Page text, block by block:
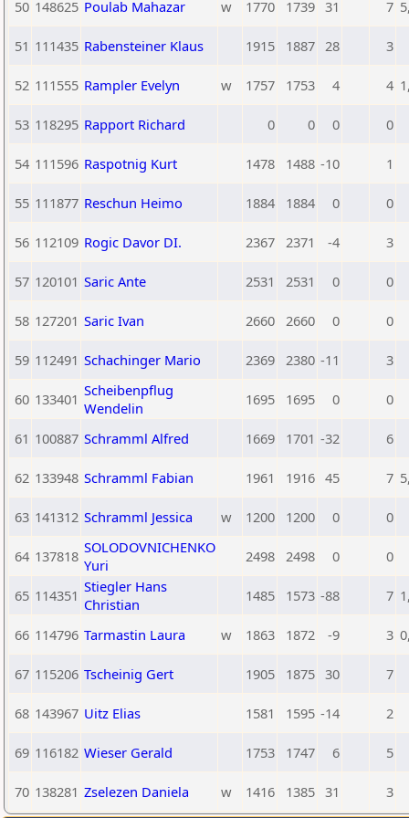
50 148625 Poulab Mahazar w 1770 1739 31 7
51 111435 Rabensteiner Klaus 1915 1887 28 3
52 111555 Rampler Evelyn w 1757 1753 4 4
53 118295 Rapport Richard 0 0 0 0
54 111596 Raspotnig Kurt 1478 1488 -10 1
55 111877 Reschun Heimo 1884 1884 0 0
56 112109 Rogic Davor DI. 2367 2371 -4 3
57 120101 Saric Ante 2531 2531 0 0
58 127201 Saric Ivan 2660 2660 0 0
59 112491 Schachinger Mario 2369 2380 -11 3
60 133401 Scheibenpflug
Wendelin
1695 1695 0 0
61 100887 Schramml Alfred 1669 1701 -32 6
62 133948 Schramml Fabian 1961 1916 45 7
63 141312 Schramml Jessica w 1200 1200 0 0
64 137818 SOLODOVNICHENKO
Yuri
2498 2498 0 0
65 114351 Stiegler Hans
Christian
1485 1573 -88 7
66 114796 Tarmastin Laura w 1863 1872 -9 3
67 115206 Tscheinig Gert 1905 1875 30 7
68 143967 Uitz Elias 1581 1595 -14 2
69 116182 Wieser Gerald 1753 1747 6 5
70 138281 Zselezen Daniela w 1416 1385 31 3